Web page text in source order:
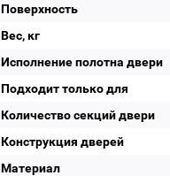
Поверхность
Вес, кг
Исполнение полотна двери
Подходит только для
Количество секций двери
Конструкция дверей
Материал